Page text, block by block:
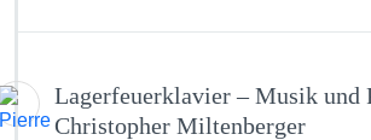
Lagerfeuerklavier – Musik und
Christopher Miltenberger